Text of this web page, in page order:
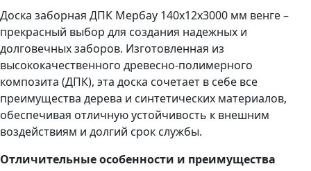
Доска заборная ДПК Мербау 140x12x3000 мм венге –
прекрасный выбор для создания надежных и
долговечных заборов. Изготовленная из
высококачественного древесно-полимерного
композита (ДПК), эта доска сочетает в себе все
преимущества дерева и синтетических материалов,
обеспечивая отличную устойчивость к внешним
воздействиям и долгий срок службы.
Отличительные особенности и преимущества